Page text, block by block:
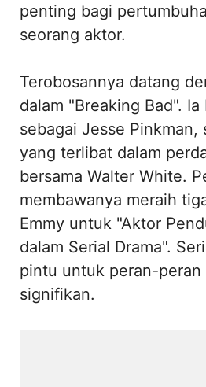
penting bagi
seorang aktor.
Terobosannya datang
dalam "Breaking Bad". Ia
sebagai Jesse Pinkman,
yang terlibat dalam
bersama Walter White.
membawanya meraih
Emmy untuk "Aktor
dalam Serial Drama".
pintu untuk peran-
signifikan.